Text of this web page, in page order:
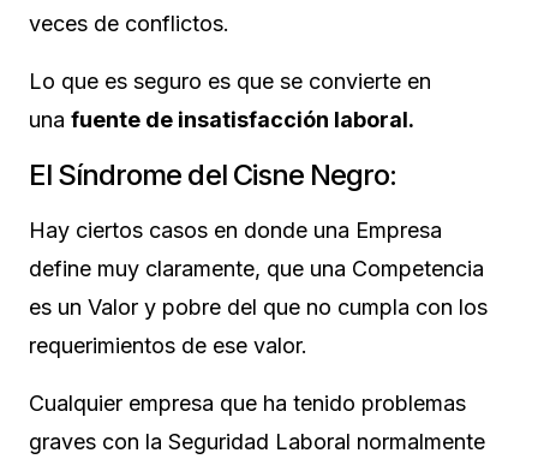
veces de conflictos.
Lo que es seguro es que se convierte en
una fuente de insatisfacción laboral.
El Síndrome del Cisne Negro:
Hay ciertos casos en donde una Empresa
define muy claramente, que una Competencia
es un Valor y pobre del que no cumpla con los
requerimientos de ese valor.
Cualquier empresa que ha tenido problemas
graves con la Seguridad Laboral normalmente